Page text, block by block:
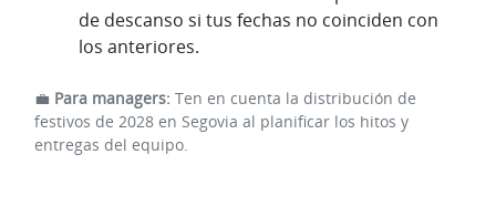
de descanso si tus fechas no coinciden con
los anteriores.
💼 Para managers: Ten en cuenta la distribución de
festivos de 2028 en Segovia al planificar los hitos y
entregas del equipo.